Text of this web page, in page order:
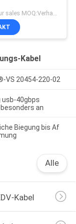
Kabel
VS 20454-220-02
40gbps
an
Biegung bis Af
Alle
Kabel